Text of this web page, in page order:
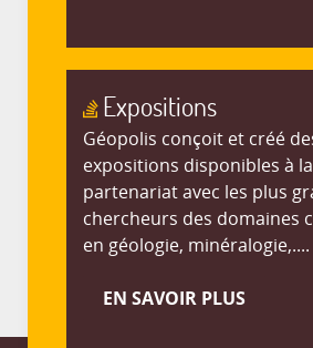
Expositions
Géopolis conçoit et créé
expositions disponibles à
partenariat avec les plus
chercheurs des domaines
en géologie, minéralogie,....
EN SAVOIR PLUS